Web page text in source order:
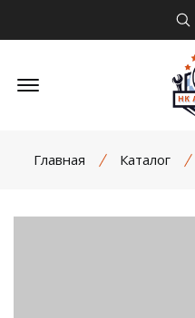
Открыть боковое меню
Главная Каталог